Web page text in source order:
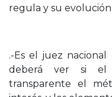
regula y su evolución
.-Es el juez
deberá ver si el
transparente el